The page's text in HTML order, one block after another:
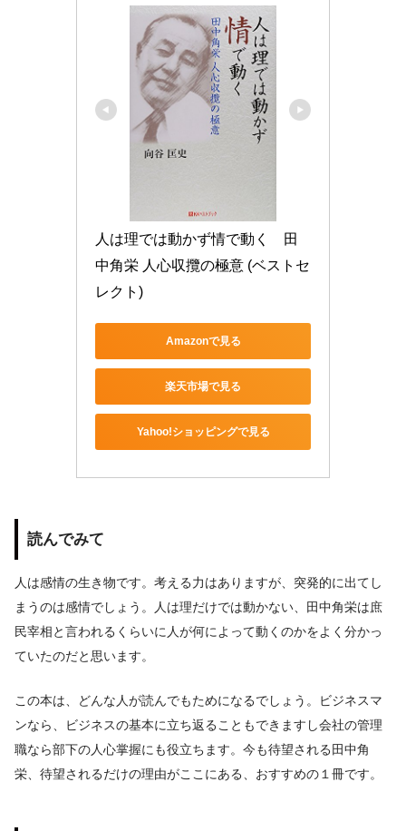
人は理では動かず情で動く　田
中角栄 人心収攬の極意 (ベストセ
レクト)
Amazonで見る
楽天市場で見る
Yahoo!ショッピングで見る
読んでみて
人は感情の生き物です。考える力はありますが、突発的に出てし
まうのは感情でしょう。人は理だけでは動かない、田中角栄は庶
民宰相と言われるくらいに人が何によって動くのかをよく分かっ
ていたのだと思います。
この本は、どんな人が読んでもためになるでしょう。ビジネスマ
ンなら、ビジネスの基本に立ち返ることもできますし会社の管理
職なら部下の人心掌握にも役立ちます。今も待望される田中角
栄、待望されるだけの理由がここにある、おすすめの１冊です。